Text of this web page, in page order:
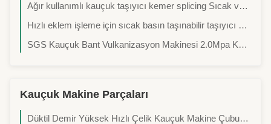
Ağır kullanımlı kauçuk taşıyıcı kemer splicing Sıcak vulkanize baskı makinesi
Hızlı eklem işleme için sıcak basın taşınabilir taşıyıcı kemer vulkanize makinesi
SGS Kauçuk Bant Vulkanizasyon Makinesi 2.0Mpa Kauçuk Kayış İçin Sıcak Ekleme Makinesi
Kauçuk Makine Parçaları
Düktil Demir Yüksek Hızlı Çelik Kauçuk Makine Çubuğu, hassas işleme ile dövme çelik rulo